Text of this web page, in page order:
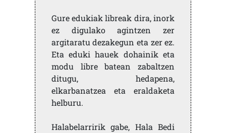
Gure edukiak libreak dira, inork
ez digulako agintzen zer
argitaratu dezakegun eta zer ez.
Eta eduki hauek dohainik eta
modu libre batean zabaltzen
ditugu, hedapena,
elkarbanatzea eta eraldaketa
helburu.
Halabelarririk gabe, Hala Bedi